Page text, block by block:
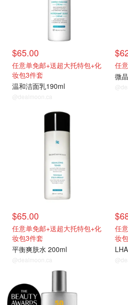
$65.00
任意单免邮+送超大托特包+化
妆包3件套
温和洁面乳190ml
@dealmoon.ca
任
微
$65.00
任意单免邮+送超大托特包+化
妆包3件套
平衡爽肤水 200ml
@dealmoon.ca
任
妆